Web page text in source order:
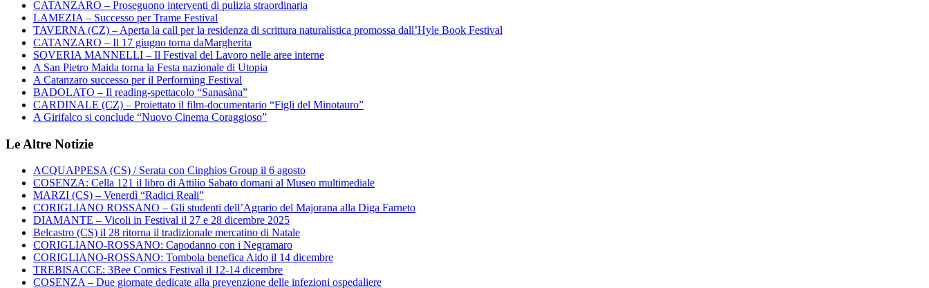
CATANZARO – Proseguono interventi di pulizia straordinaria
LAMEZIA – Successo per Trame Festival
TAVERNA (CZ) – Aperta la call per la residenza di scrittura naturalistica promossa dall’Hyle Book Festival
CATANZARO – Il 17 giugno torna daMargherita
SOVERIA MANNELLI – Il Festival del Lavoro nelle aree interne
A San Pietro Maida torna la Festa nazionale di Utopia
A Catanzaro successo per il Performing Festival
BADOLATO – Il reading-spettacolo “Sanasàna”
CARDINALE (CZ) – Proiettato il film-documentario “Figli del Minotauro”
A Girifalco si conclude “Nuovo Cinema Coraggioso”
Le Altre Notizie
ACQUAPPESA (CS) / Serata con Cinghios Group il 6 agosto
COSENZA: Cella 121 il libro di Attilio Sabato domani al Museo multimediale
MARZI (CS) – Venerdì “Radici Reali”
CORIGLIANO ROSSANO – Gli studenti dell’Agrario del Majorana alla Diga Farneto
DIAMANTE – Vicoli in Festival il 27 e 28 dicembre 2025
Belcastro (CS) il 28 ritorna il tradizionale mercatino di Natale
CORIGLIANO-ROSSANO: Capodanno con i Negramaro
CORIGLIANO-ROSSANO: Tombola benefica Aido il 14 dicembre
TREBISACCE: 3Bee Comics Festival il 12-14 dicembre
COSENZA – Due giornate dedicate alla prevenzione delle infezioni ospedaliere